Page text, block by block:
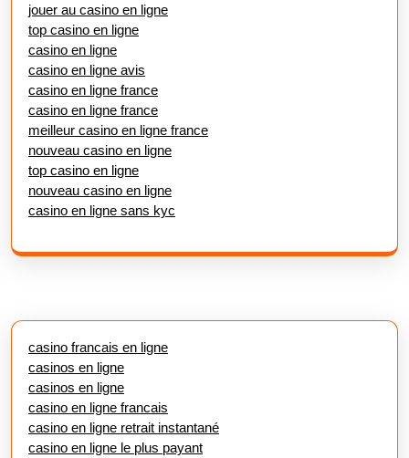
jouer au casino en ligne
top casino en ligne
casino en ligne
casino en ligne avis
casino en ligne france
casino en ligne france
meilleur casino en ligne france
nouveau casino en ligne
top casino en ligne
nouveau casino en ligne
casino en ligne sans kyc
casino francais en ligne
casinos en ligne
casinos en ligne
casino en ligne francais
casino en ligne retrait instantané
casino en ligne le plus payant